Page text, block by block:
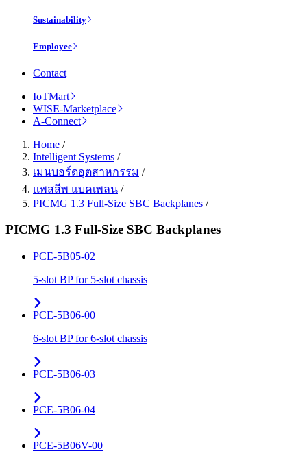
Sustainability
Employee
Contact
IoTMart
WISE-Marketplace
A-Connect
Home /
Intelligent Systems /
เมนบอร์ดอุตสาหกรรม /
แพสสีพ แบคเพลน /
PICMG 1.3 Full-Size SBC Backplanes /
PICMG 1.3 Full-Size SBC Backplanes
PCE-5B05-02
5-slot BP for 5-slot chassis
PCE-5B06-00
6-slot BP for 6-slot chassis
PCE-5B06-03
PCE-5B06-04
PCE-5B06V-00